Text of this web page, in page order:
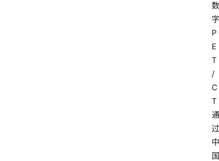
数
字
P
E
T
/
C
T
通
过
中
国